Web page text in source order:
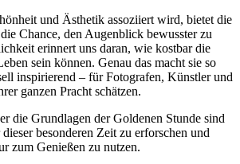
und Ästhetik assoziiert wird, bietet die
Chance, den Augenblick bewusster zu
erinnert uns daran, wie kostbar die
sein können. Genau das macht sie so
inspirierend – für Fotografen, Künstler und
ganzen Pracht schätzen.
die Grundlagen der Goldenen Stunde sind
besonderen Zeit zu erforschen und
zum Genießen zu nutzen.